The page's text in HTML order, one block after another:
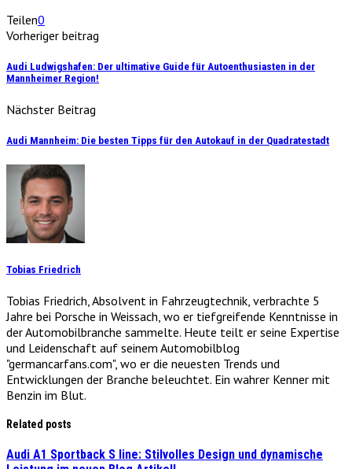
Teilen0
Vorheriger beitrag
Audi Ludwigshafen: Der ultimative Guide für Autoenthusiasten in der
Mannheimer Region!
Nächster Beitrag
Audi Mannheim: Die besten Tipps für den Autokauf in der Quadratestadt
Tobias Friedrich
Tobias Friedrich, Absolvent in Fahrzeugtechnik, verbrachte 5
Jahre bei Porsche in Weissach, wo er tiefgreifende Kenntnisse in
der Automobilbranche sammelte. Heute teilt er seine Expertise
und Leidenschaft auf seinem Automobilblog
"germancarfans.com", wo er die neuesten Trends und
Entwicklungen der Branche beleuchtet. Ein wahrer Kenner mit
Benzin im Blut.
Related posts
Audi A1 Sportback S line: Stilvolles Design und dynamische